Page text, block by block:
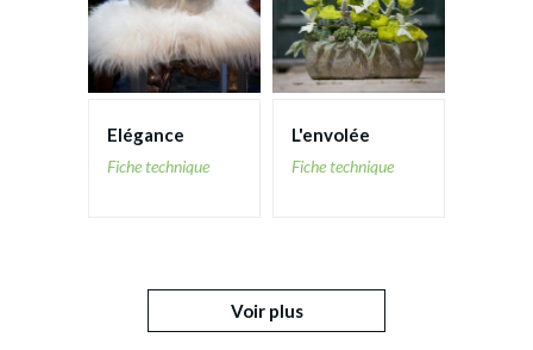
Elégance
Fiche technique
L'envolée
Fiche technique
Voir plus